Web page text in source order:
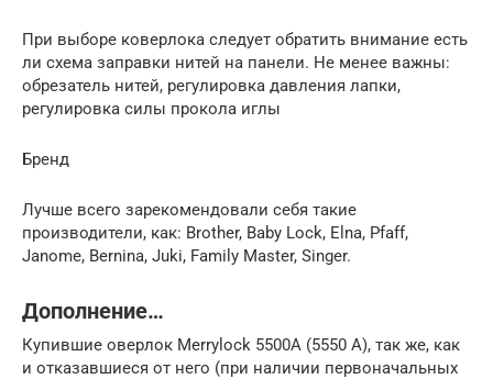
При выборе коверлока следует обратить внимание есть
ли схема заправки нитей на панели. Не менее важны:
обрезатель нитей, регулировка давления лапки,
регулировка силы прокола иглы
Бренд
Лучше всего зарекомендовали себя такие
производители, как: Brother, Baby Lock, Elna, Pfaff,
Janome, Bernina, Juki, Family Master, Singer.
Дополнение…
Купившие оверлок Merrylock 5500A (5550 А), так же, как
и отказавшиеся от него (при наличии первоначальных